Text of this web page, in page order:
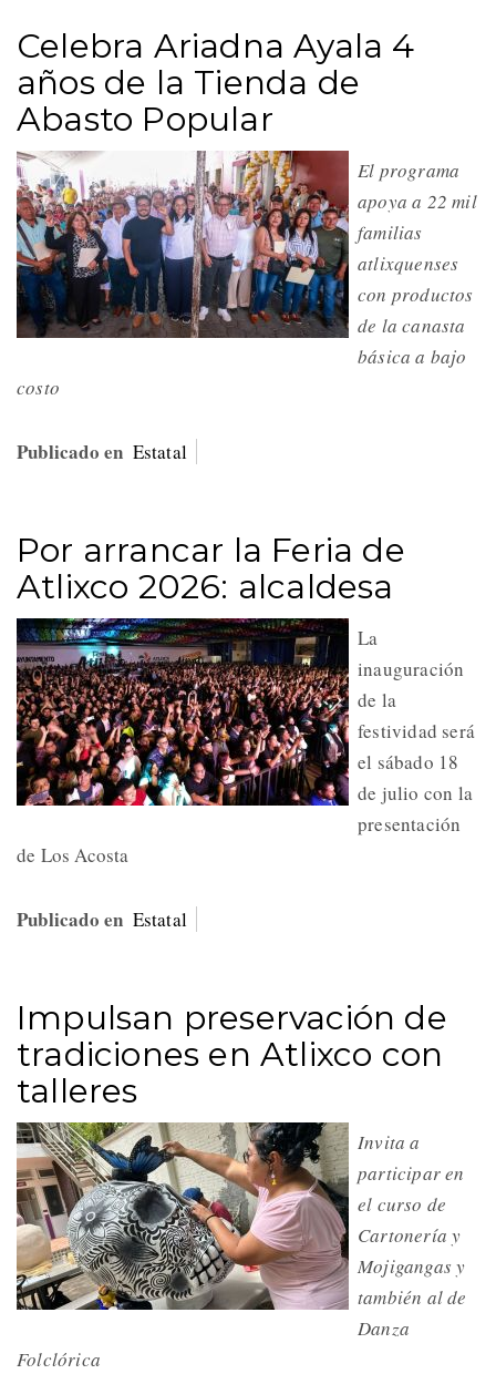
Celebra Ariadna Ayala 4
años de la Tienda de
Abasto Popular
El programa
apoya a 22 mil
familias
atlixquenses
con productos
de la canasta
básica a bajo
costo
Publicado en Estatal
Por arrancar la Feria de
Atlixco 2026: alcaldesa
La
inauguración
de la
festividad será
el sábado 18
de julio con la
presentación
de Los Acosta
Publicado en Estatal
Impulsan preservación de
tradiciones en Atlixco con
talleres
Invita a
participar en
el curso de
Cartonería y
Mojigangas y
también al de
Danza
Folclórica